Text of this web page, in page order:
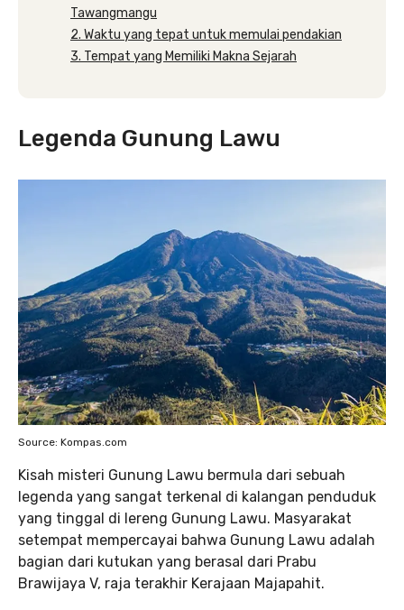
Tawangmangu
2. Waktu yang tepat untuk memulai pendakian
3. Tempat yang Memiliki Makna Sejarah
Legenda Gunung Lawu
Source: Kompas.com
Kisah misteri Gunung Lawu bermula dari sebuah
legenda yang sangat terkenal di kalangan penduduk
yang tinggal di lereng Gunung Lawu. Masyarakat
setempat mempercayai bahwa Gunung Lawu adalah
bagian dari kutukan yang berasal dari Prabu
Brawijaya V, raja terakhir Kerajaan Majapahit.